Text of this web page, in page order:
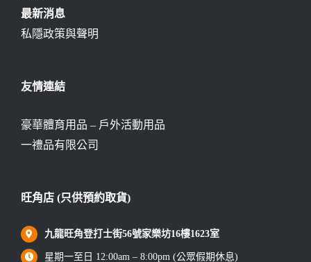
最新消息
私隱政策與聲明
友情連結
豪華體育用品 – 戶外活動用品
一禮品有限公司
旺角店 (只供預約取貨)
九龍旺角登打士街56號家樂坊16樓1623室
星期一至日 12:00am – 8:00pm (公眾假期休息)